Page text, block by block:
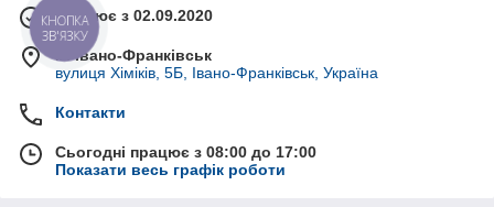
Працює з 02.09.2020
м. Івано-Франківськ
вулиця Хіміків, 5Б, Івано-Франківськ, Україна
Контакти
Сьогодні працює з 08:00 до 17:00
Показати весь графік роботи
КНОПКА
ЗВ'ЯЗКУ